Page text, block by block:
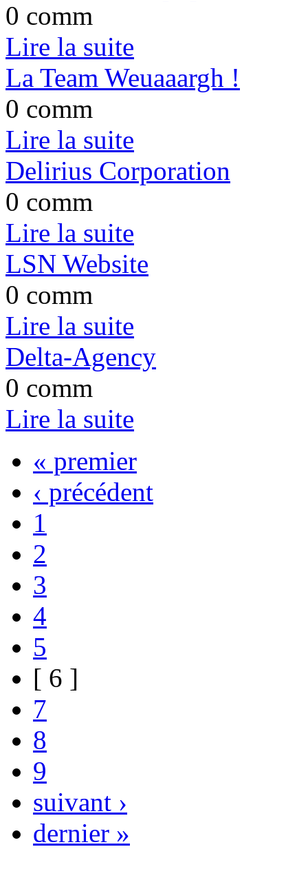
0 comm
Lire la suite
La Team Weuaaargh !
0 comm
Lire la suite
Delirius Corporation
0 comm
Lire la suite
LSN Website
0 comm
Lire la suite
Delta-Agency
0 comm
Lire la suite
« premier
‹ précédent
1
2
3
4
5
[ 6 ]
7
8
9
suivant ›
dernier »